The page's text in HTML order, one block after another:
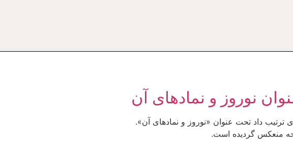
نوروز و نمادهاى آن
ترتيب داد تحت عنوان «نوروز و نمادهاى آن».